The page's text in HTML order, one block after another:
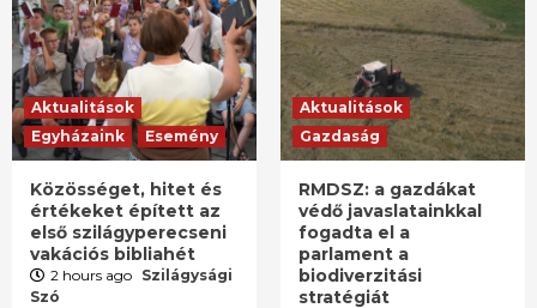
Aktualitások
Egyházaink
Esemény
Közösséget, hitet és
értékeket épített az
első szilágyperecseni
vakációs bibliahét
2 hours ago Szilágysági
Szó
Aktualitások
Gazdaság
RMDSZ: a gazdákat
védő javaslatainkkal
fogadta el a
parlament a
biodiverzitási
stratégiát